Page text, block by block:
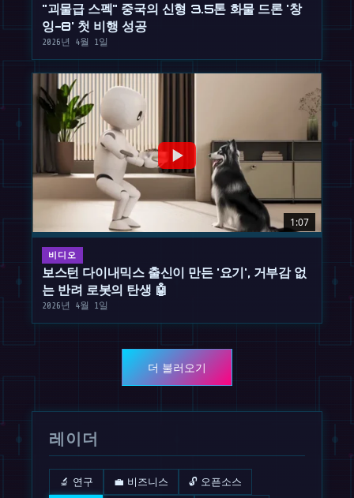
"괴물급 스펙" 중국의 신형 3.5톤 화물 드론 '창
잉-8' 첫 비행 성공
2026년 4월 1일
1:07
비디오
보스턴 다이내믹스 출신이 만든 '요기', 거부감 없
는 반려 로봇의 탄생 🤖
2026년 4월 1일
더 불러오기
레이더
🔬 연구 💼 비즈니스 🔓 오픈소스